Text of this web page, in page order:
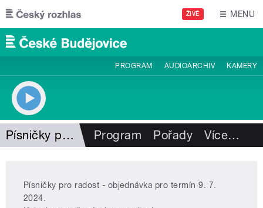
Přejít k hlavnímu obsahu
ŽIVĚ MENU
PROGRAM AUDIOARCHIV KAMERY
Písničky pro radost Program Pořady Více…
Písničky pro radost - objednávka pro termín 9. 7.
2024.